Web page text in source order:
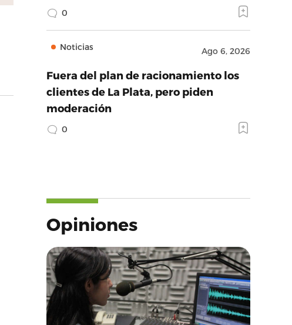
0
Noticias Ago 6, 2026
Fuera del plan de racionamiento los
clientes de La Plata, pero piden
moderación
0
Opiniones